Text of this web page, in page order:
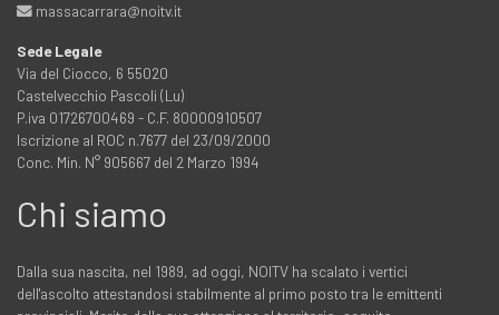
massacarrara@noitv.it
Sede Legale
Via del Ciocco, 6 55020
Castelvecchio Pascoli (Lu)
P.iva 01726700469 - C.F. 80000910507
Iscrizione al ROC n.7677 del 23/09/2000
Conc. Min. N° 905667 del 2 Marzo 1994
Chi siamo
Dalla sua nascita, nel 1989, ad oggi, NOITV ha scalato i vertici
dell'ascolto attestandosi stabilmente al primo posto tra le emittenti